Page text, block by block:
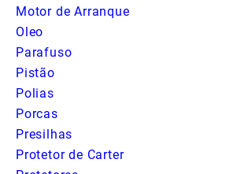
Motor de Arranque
Oleo
Parafuso
Pistão
Polias
Porcas
Presilhas
Protetor de Carter